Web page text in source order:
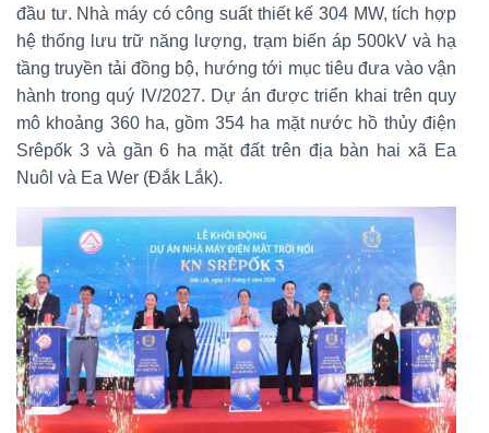
đầu tư. Nhà máy có công suất thiết kế 304 MW, tích hợp
hệ thống lưu trữ năng lượng, trạm biến áp 500kV và hạ
tầng truyền tải đồng bộ, hướng tới mục tiêu đưa vào vận
hành trong quý IV/2027. Dự án được triển khai trên quy
mô khoảng 360 ha, gồm 354 ha mặt nước hồ thủy điện
Srêpốk 3 và gần 6 ha mặt đất trên địa bàn hai xã Ea
Nuôl và Ea Wer (Đắk Lắk).